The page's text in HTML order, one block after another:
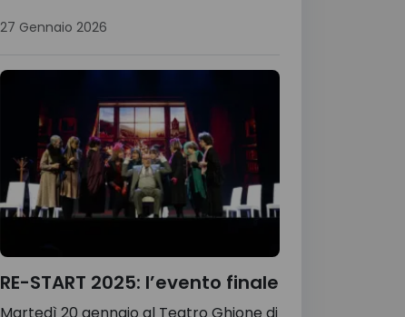
27 Gennaio 2026
RE-START 2025: l’evento finale
Martedì 20 gennaio al Teatro Ghione di